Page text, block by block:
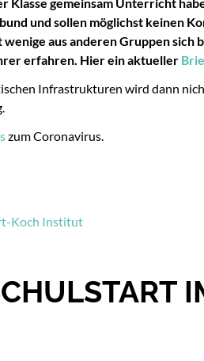
und sollen möglichst keinen
aus anderen Gruppen
erfahren. Hier ein aktueller
Infrastrukturen wird dann
zum Coronavirus.
Koch Institut